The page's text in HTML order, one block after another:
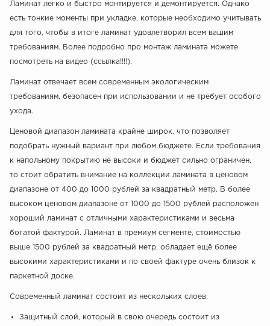
Ламинат легко и быстро монтируется и демонтируется. Однако
есть тонкие моменты при укладке, которые необходимо учитывать
для того, чтобы в итоге ламинат удовлетворил всем вашим
требованиям. Более подробно про монтаж ламината можете
посмотреть на видео (ссылка!!!!).
Ламинат отвечает всем современным экологическим
требованиям, безопасен при использовании и не требует особого
ухода.
Ценовой диапазон ламината крайне широк, что позволяет
подобрать нужный вариант при любом бюджете. Если требования
к напольному покрытию не высоки и бюджет сильно ограничен,
то стоит обратить внимание на коллекции ламината в ценовом
диапазоне от 400 до 1000 рублей за квадратный метр. В более
высоком ценовом диапазоне от 1000 до 1500 рублей расположен
хороший ламинат с отличными характеристиками и весьма
богатой фактурой. Ламинат в премиум сегменте, стоимостью
выше 1500 рублей за квадратный метр, обладает ещё более
высокими характеристиками и по своей фактуре очень близок к
паркетной доске.
Современный ламинат состоит из нескольких слоев:
Защитный слой, который в свою очередь состоит из